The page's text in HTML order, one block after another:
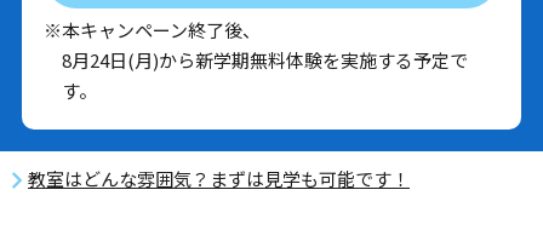
※本キャンペーン終了後、
8月24日(月)から新学期無料体験を実施する予定で
す。
教室はどんな雰囲気？まずは見学も可能です！